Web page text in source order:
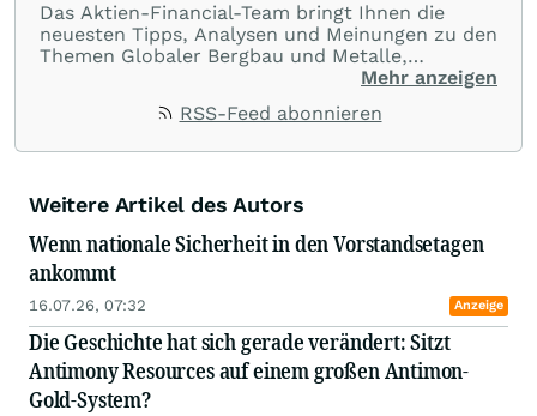
Das Aktien-Financial-Team bringt Ihnen die
neuesten Tipps, Analysen und Meinungen zu den
Themen Globaler Bergbau und Metalle,
Diversifizierte Industrien, Technologie,Mehr anzeigen
RSS-Feed abonnieren
Weitere Artikel des Autors
Wenn nationale Sicherheit in den Vorstandsetagen
ankommt
16.07.26, 07:32 Anzeige
Die Geschichte hat sich gerade verändert: Sitzt
Antimony Resources auf einem großen Antimon-
Gold-System?